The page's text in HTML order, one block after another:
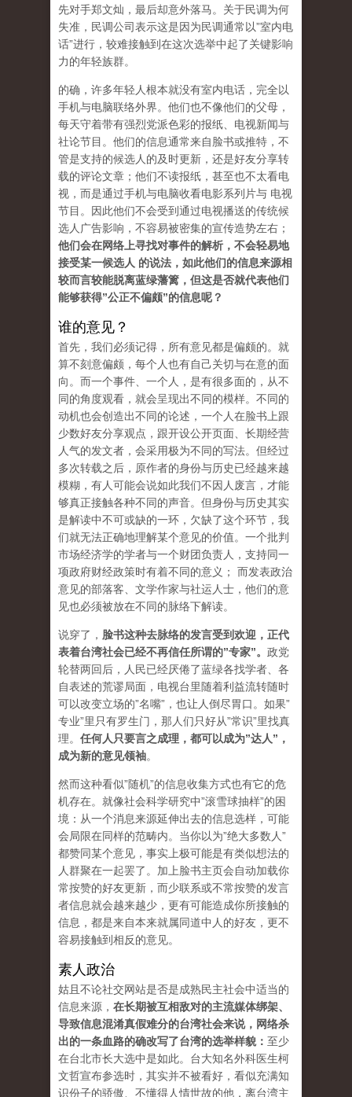
先对手郑文灿，最后却意外落马。关于民调为何
失准，民调公司表示这是因为民调通常以”室内电
话”进行，较难接触到在这次选举中起了关键影响
力的年轻族群。
的确，许多年轻人根本就没有室内电话，完全以
手机与电脑联络外界。他们也不像他们的父母，
每天守着带有强烈党派色彩的报纸、电视新闻与
社论节目。他们的信息通常来自脸书或推特，不
管是支持的候选人的及时更新，还是好友分享转
载的评论文章；他们不读报纸，甚至也不太看电
视，而是通过手机与电脑收看电影系列片与 电视
节目。因此他们不会受到通过电视播送的传统候
选人广告影响，不容易被密集的宣传造势左右；
他们会在网络上寻找对事件的解析，不会轻易地
接受某一候选人 的说法，如此他们的信息来源相
较而言较能脱离蓝绿藩篱，但这是否就代表他们
能够获得”公正不偏颇”的信息呢？
谁的意见？
首先，我们必须记得，所有意见都是偏颇的。就
算不刻意偏颇，每个人也有自己关切与在意的面
向。而一个事件、一个人，是有很多面的，从不
同的角度观看，就会呈现出不同的模样。不同的
动机也会创造出不同的论述，一个人在脸书上跟
少数好友分享观点，跟开设公开页面、长期经营
人气的发文者，会采用极为不同的写法。但经过
多次转载之后，原作者的身份与历史已经越来越
模糊，有人可能会说如此我们不因人废言，才能
够真正接触各种不同的声音。但身份与历史其实
是解读中不可或缺的一环，欠缺了这个环节，我
们就无法正确地理解某个意见的价值。一个批判
市场经济学的学者与一个财团负责人，支持同一
项政府财经政策时有着不同的意义； 而发表政治
意见的部落客、文学作家与社运人士，他们的意
见也必须被放在不同的脉络下解读。
说穿了， 脸书这种去脉络的发言受到欢迎，正代
表着台湾社会已经不再信任所谓的”专家”。 政党
轮替两回后，人民已经厌倦了蓝绿各找学者、各
自表述的荒谬局面，电视台里随着利益流转随时
可以改变立场的”名嘴”，也让人倒尽胃口。如果”
专业”里只有罗生门，那人们只好从”常识”里找真
理。 任何人只要言之成理，都可以成为”达人”，
成为新的意见领袖。
然而这种看似”随机”的信息收集方式也有它的危
机存在。就像社会科学研究中”滚雪球抽样”的困
境：从一个消息来源延伸出去的信息选样，可能
会局限在同样的范畴内。当你以为”绝大多数人”
都赞同某个意见，事实上极可能是有类似想法的
人群聚在一起罢了。加上脸书主页会自动加载你
常按赞的好友更新，而少联系或不常按赞的发言
者信息就会越来越少，更有可能造成你所接触的
信息，都是来自本来就属同道中人的好友，更不
容易接触到相反的意见。
素人政治
姑且不论社交网站是否是成熟民主社会中适当的
信息来源， 在长期被互相敌对的主流媒体绑架、
导致信息混淆真假难分的台湾社会来说，网络杀
出的一条血路的确改写了台湾的选举样貌： 至少
在台北市长大选中是如此。台大知名外科医生柯
文哲宣布参选时，其实并不被看好，看似充满知
识份子的骄傲、不懂得人情世故的他，离台湾主